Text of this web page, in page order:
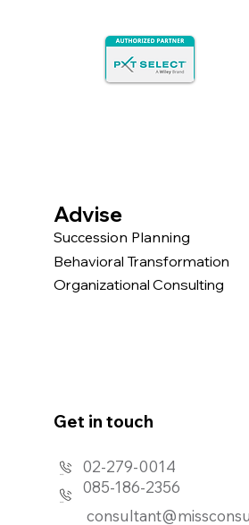
Advise
Succession Planning
Behavioral Transformation
Organizational Consulting
Get in touch​
02-279-0014
085-186-2356